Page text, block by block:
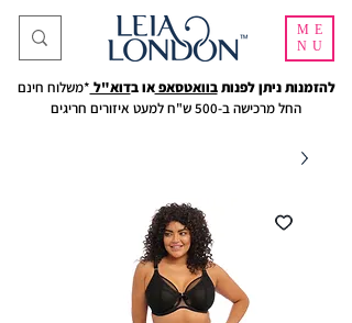
ME
NU
להזמנות ניתן לפנות בוואטסאפאו בדוא"ל *משלוח חינם
החל מרכישה ב-500 ש"ח למעט איזורים חריגים